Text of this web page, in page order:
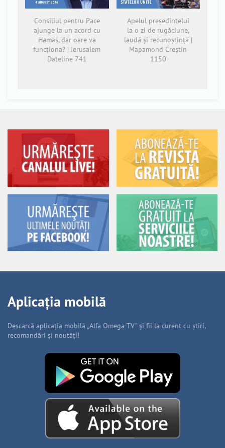
Consiliul pentru Pace
ajunge la un acord cu
Hamas, dar oare va
funcționa? | Jerusalem
Dateline 741
Apelul președintelui
la o zi de rugăciune,
laudă și recunoștință |
Mapamond Creștin
1150
Aplicația mobilă
Descarcă aplicația mobilă „Alfa Omega TV” și fii la curent cu știri,
recomandări și noutăți!